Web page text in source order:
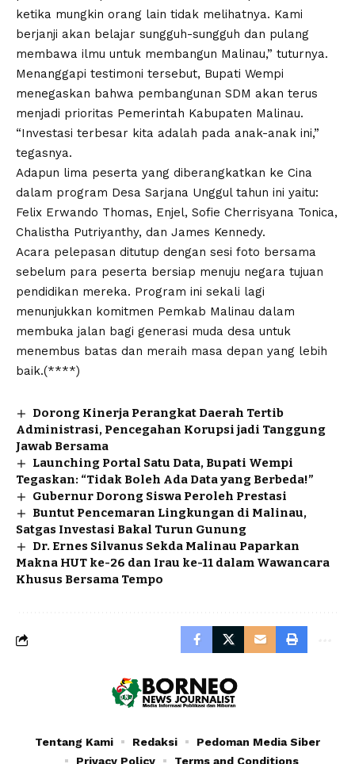
ketika mungkin orang lain tidak melihatnya. Kami
berjanji akan belajar sungguh-sungguh dan pulang
membawa ilmu untuk membangun Malinau,” tuturnya.
Menanggapi testimoni tersebut, Bupati Wempi
menegaskan bahwa pembangunan SDM akan terus
menjadi prioritas Pemerintah Kabupaten Malinau.
“Investasi terbesar kita adalah pada anak-anak ini,”
tegasnya.
Adapun lima peserta yang diberangkatkan ke Cina
dalam program Desa Sarjana Unggul tahun ini yaitu:
Felix Erwando Thomas, Enjel, Sofie Cherrisyana Tonica,
Chalistha Putriyanthy, dan James Kennedy.
Acara pelepasan ditutup dengan sesi foto bersama
sebelum para peserta bersiap menuju negara tujuan
pendidikan mereka. Program ini sekali lagi
menunjukkan komitmen Pemkab Malinau dalam
membuka jalan bagi generasi muda desa untuk
menembus batas dan meraih masa depan yang lebih
baik.(****)
Dorong Kinerja Perangkat Daerah Tertib
Administrasi, Pencegahan Korupsi jadi Tanggung
Jawab Bersama
Launching Portal Satu Data, Bupati Wempi
Tegaskan: “Tidak Boleh Ada Data yang Berbeda!”
Gubernur Dorong Siswa Peroleh Prestasi
Buntut Pencemaran Lingkungan di Malinau,
Satgas Investasi Bakal Turun Gunung
Dr. Ernes Silvanus Sekda Malinau Paparkan
Makna HUT ke-26 dan Irau ke-11 dalam Wawancara
Khusus Bersama Tempo
Tentang Kami Redaksi
Pedoman Media Siber
Privacy Policy
Terms and Conditions